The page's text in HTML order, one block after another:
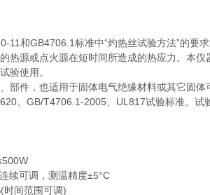
11和GB4706.1标准中“灼热丝试验方法”的要
热源或点火源在短时间所造成的热应力。本
验使用。
部件，也适用于固体电气绝缘材料或其它固
、GB/T4706.1-2005、UL817试验标准。
续可调，测温精度±5°C
时间范围可调)